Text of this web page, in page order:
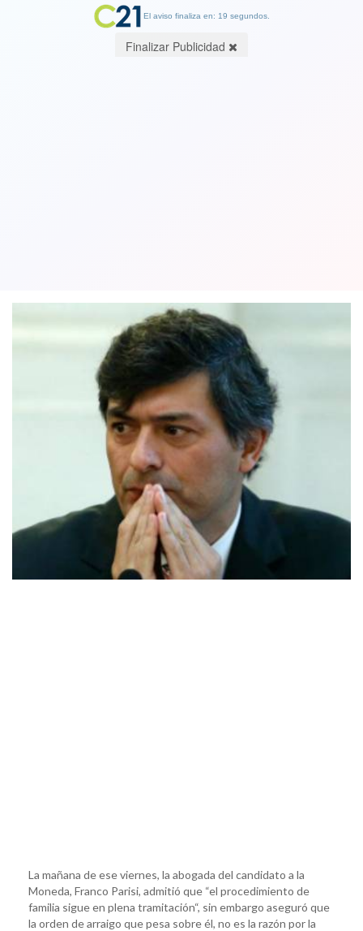
La mañana de ese viernes, la abogada del candidato a la
Moneda, Franco Parisi, admitió que “el procedimiento de
familia sigue en plena tramitación“, sin embargo aseguró que
la orden de arraigo que pesa sobre él, no es la razón por la
El aviso finaliza en: 19 segundos.
Finalizar Publicidad